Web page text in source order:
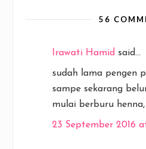
56
Irawati Hamid said...
sudah lama pengen
sampe sekarang
mulai berburu
23 September 2016